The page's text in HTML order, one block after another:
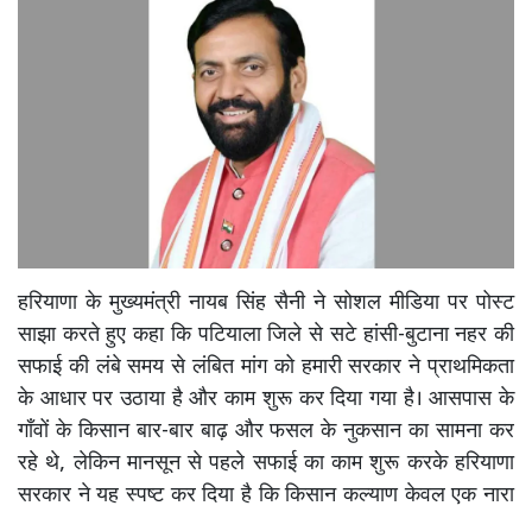
हरियाणा के मुख्यमंत्री नायब सिंह सैनी ने सोशल मीडिया पर पोस्ट
साझा करते हुए कहा कि पटियाला जिले से सटे हांसी-बुटाना नहर की
सफाई की लंबे समय से लंबित मांग को हमारी सरकार ने प्राथमिकता
के आधार पर उठाया है और काम शुरू कर दिया गया है। आसपास के
गाँवों के किसान बार-बार बाढ़ और फसल के नुकसान का सामना कर
रहे थे, लेकिन मानसून से पहले सफाई का काम शुरू करके हरियाणा
सरकार ने यह स्पष्ट कर दिया है कि किसान कल्याण केवल एक नारा